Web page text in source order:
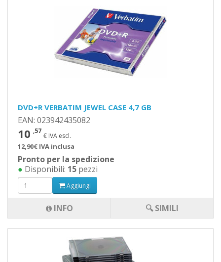
DVD+R VERBATIM JEWEL CASE 4,7 GB
EAN: 023942435082
10 ,57
€ IVA escl.
12,90€ IVA inclusa
Pronto per la spedizione
● Disponibili: 15 pezzi
Aggiungi
INFO 🔍 SIMILI